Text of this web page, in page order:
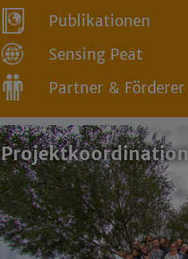
Publikationen
Sensing Peat
Partner & Förderer
Projektkoordination